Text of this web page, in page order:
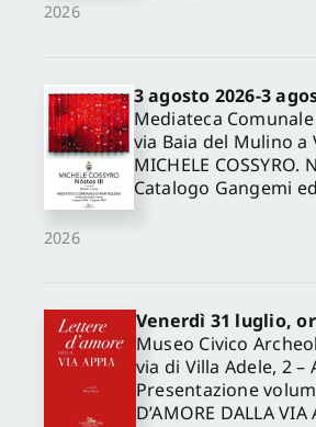
2026
2026
3 agosto 2026-3
Mediateca
via Baia del Mulino
MICHELE COSSYRO.
Catalogo Gangemi
Venerdì 31 luglio,
Museo Civico
via di Villa Adele, 2 –
Presentazione
D’AMORE DALLA VIA